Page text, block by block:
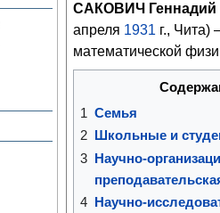
САКОВИЧ Геннадий
апреля 1931 г.,
математической
1 Семья
2
Школьные и
3 Научно-
4
Научно-